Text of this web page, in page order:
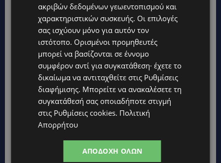
Topics
STORIES
ΓΕΝΕΘΛΙΟΣ ΗΜΕΡΑ: Η ηλικία είναι μόνο ένας αριθμός – Οι
άνθρωποι και οι στιγμές είναι η πραγματική μας ιστορία
STORIES
ΕΛΕΝΑ ΑΝΤΩΝΙΑΔΟΥ: Αγώνας ζωής για τη 37χρονη μητέρα
τριών παιδιών – Έρανος για τη θεραπεία της στην Αγγλία
UPDATES
ακριβών δεδομένων γεωεντοπισμού και
χαρακτηριστικών συσκευής. Οι επιλογές
σας ισχύουν μόνο για αυτόν τον
ιστότοπο. Ορισμένοι προμηθευτές
μπορεί να βασίζονται σε έννομο
συμφέρον αντί για συγκατάθεση· έχετε το
δικαίωμα να αντιταχθείτε στις Ρυθμίσεις
διαφήμισης. Μπορείτε να ανακαλέσετε τη
συγκατάθεσή σας οποιαδήποτε στιγμή
στις Ρυθμίσεις cookies. Πολιτική
Απορρήτου
ΑΠΟΔΟΧΉ ΌΛΩΝ